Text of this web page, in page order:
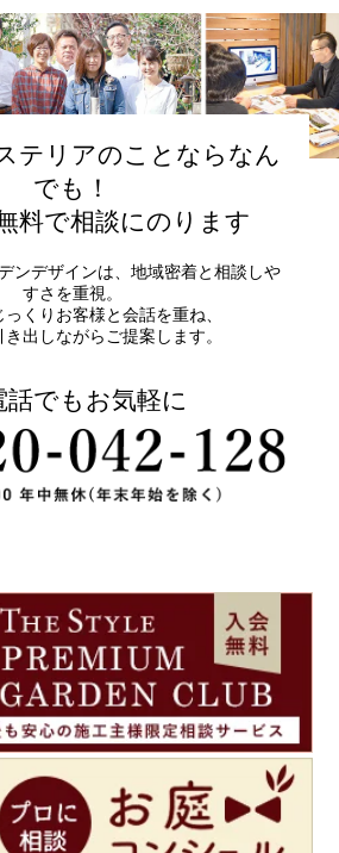
テリアのことならなん
でも！
料で相談にのります
ンデザインは、地域密着と相談しや
すさを重視。
くりお客様と会話を重ね、
出しながらご提案します。
話でもお気軽に